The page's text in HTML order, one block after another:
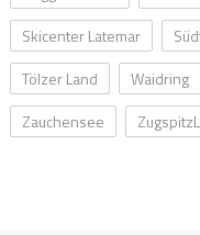
Skicenter Latemar
Tölzer Land
Waidring
Zauchensee